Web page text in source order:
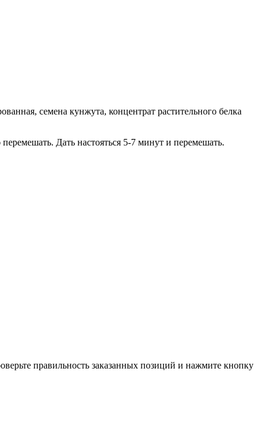
семена кунжута, концентрат растительного белка
Дать настояться 5-7 минут и перемешать.
правильность заказанных позиций и нажмите кнопку